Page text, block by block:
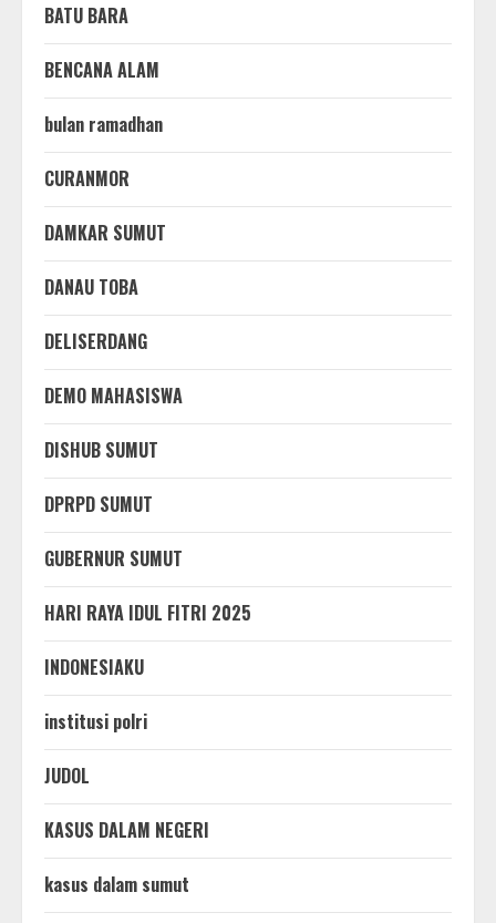
BATU BARA
BENCANA ALAM
bulan ramadhan
CURANMOR
DAMKAR SUMUT
DANAU TOBA
DELISERDANG
DEMO MAHASISWA
DISHUB SUMUT
DPRPD SUMUT
GUBERNUR SUMUT
HARI RAYA IDUL FITRI 2025
INDONESIAKU
institusi polri
JUDOL
KASUS DALAM NEGERI
kasus dalam sumut